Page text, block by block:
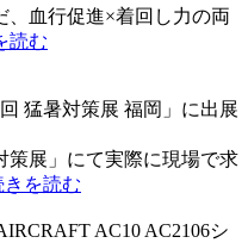
、血行促進×着回し力の両
読む
猛暑対策展 福岡」に出展
策展」にて実際に現場で求
きを読む
AC10 AC2106シ